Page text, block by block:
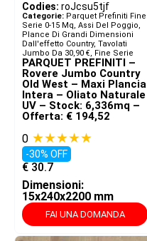
Codies: roJcsu5tjf
Categorie: Parquet Prefiniti Fine
Serie 0-15 Mq, Assi Del Poggio,
Plance Di Grandi Dimensioni
Dall'effetto Country, Tavolati
Jumbo Da 30,90 €, Fine Serie
PARQUET PREFINITI –
Rovere Jumbo Country
Old West – Maxi Plancia
Intera – Oliato Naturale
UV – Stock: 6,336mq –
Offerta: € 194,52
0 ★★★★★
-30% OFF
€ 30.7
Dimensioni:
15x240x2200 mm
FAI UNA DOMANDA